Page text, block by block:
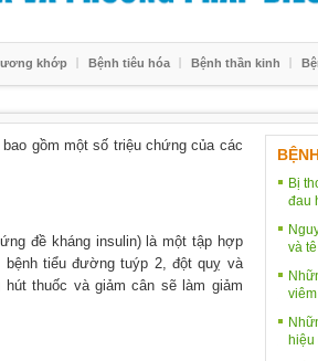
khớp Bệnh tiêu hóa Bệnh thần kinh
gồm một số triệu chứng của các
đề kháng insulin) là một tập hợp
tiểu đường tuýp 2, đột quỵ và
thuốc và giảm cân sẽ làm giảm
Bị
đau
và
hiệu